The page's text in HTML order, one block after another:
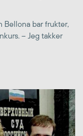
Bellona bar frukter,
– Jeg takker